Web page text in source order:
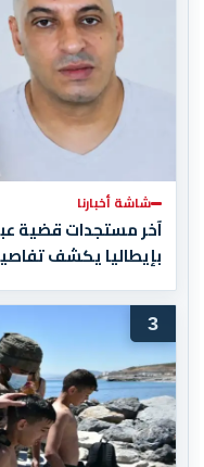
شاشة أخبارنا
آخر مستجدات قضية
بإيطاليا يكشف
3